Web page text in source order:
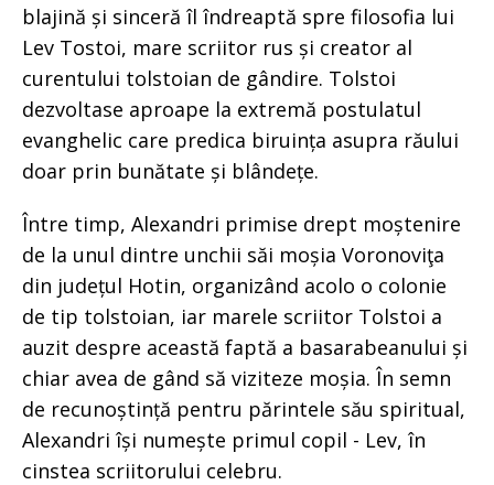
blajină și sinceră îl îndreaptă spre filosofia lui
Lev Tostoi, mare scriitor rus și creator al
curentului tolstoian de gândire. Tolstoi
dezvoltase aproape la extremă postulatul
evanghelic care predica biruința asupra răului
doar prin bunătate și blândețe.
Între timp, Alexandri primise drept moștenire
de la unul dintre unchii săi moșia Voronoviţa
din județul Hotin, organizând acolo o colonie
de tip tolstoian, iar marele scriitor Tolstoi a
auzit despre această faptă a basarabeanului și
chiar avea de gând să viziteze moșia. În semn
de recunoștință pentru părintele său spiritual,
Alexandri își numește primul copil - Lev, în
cinstea scriitorului celebru.